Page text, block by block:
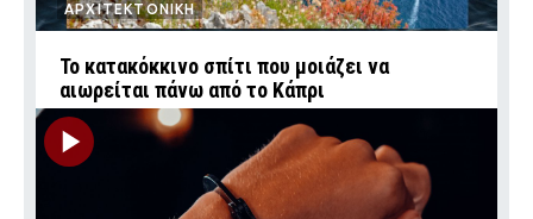
ΑΡΧΙΤΕΚΤΟΝΙΚΗ
Το κατακόκκινο σπίτι που μοιάζει να
αιωρείται πάνω από το Κάπρι